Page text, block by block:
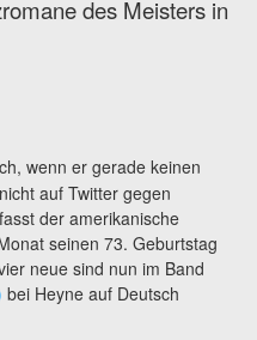
des Meisters in
wenn er gerade keinen
auf Twitter gegen
der amerikanische
seinen 73. Geburtstag
neue sind nun im Band
bei Heyne auf Deutsch